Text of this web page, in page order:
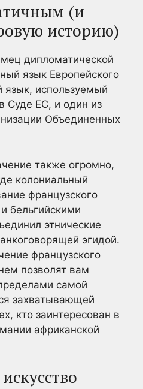
(и
историю)
дипломатической
язык Европейского
язык, используемый
Суде ЕС, и один из
Объединенных
также огромно,
колониальный
французского
бельгийскими
этнические
эгидой.
французского
позволят вам
самой
захватывающей
кто заинтересован в
африканской